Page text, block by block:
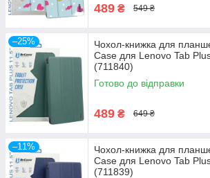
489 ₴ 549 ₴
–25%
Чохол-книжка для
Case для Lenovo Tab
(711840)
Готово до відправки
489 ₴ 649 ₴
–11%
Чохол-книжка для
Case для Lenovo Tab
(711839)